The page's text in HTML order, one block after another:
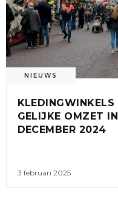
NIEUWS
KLEDINGWINKELS
GELIJKE OMZET IN
DECEMBER 2024
3 februari 2025